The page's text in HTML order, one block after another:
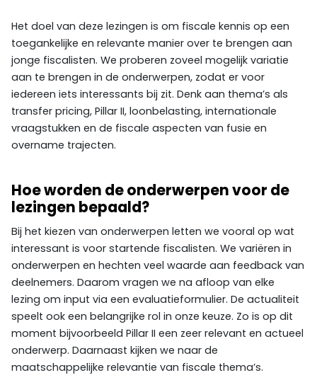
Het doel van deze lezingen is om fiscale kennis op een
toegankelijke en relevante manier over te brengen aan
jonge fiscalisten. We proberen zoveel mogelijk variatie
aan te brengen in de onderwerpen, zodat er voor
iedereen iets interessants bij zit. Denk aan thema’s als
transfer pricing, Pillar II, loonbelasting, internationale
vraagstukken en de fiscale aspecten van fusie en
overname trajecten.
Hoe worden de onderwerpen voor de
lezingen bepaald?
Bij het kiezen van onderwerpen letten we vooral op wat
interessant is voor startende fiscalisten. We variëren in
onderwerpen en hechten veel waarde aan feedback van
deelnemers. Daarom vragen we na afloop van elke
lezing om input via een evaluatieformulier. De actualiteit
speelt ook een belangrijke rol in onze keuze. Zo is op dit
moment bijvoorbeeld Pillar II een zeer relevant en actueel
onderwerp. Daarnaast kijken we naar de
maatschappelijke relevantie van fiscale thema’s.